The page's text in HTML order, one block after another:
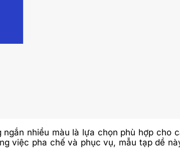
nhiều màu là lựa chọn phù hợp
việc pha chế và phục vụ, mẫu tạp dề